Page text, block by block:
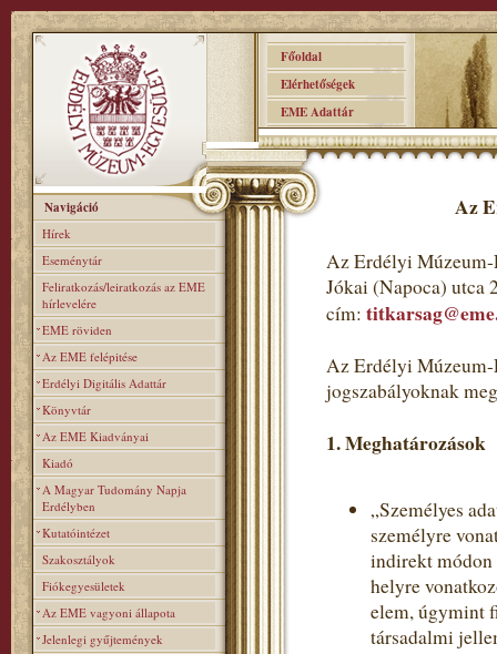
Főoldal
Elérhetőségek
EME Adattár
Navigáció
Hírek
Eseménytár
Feliratkozás/leiratkozás az EME
hírlevelére
EME röviden
Az EME felépitése
Erdélyi Digitális Adattár
Könyvtár
Az EME Kiadványai
Kiadó
A Magyar Tudomány Napja
Erdélyben
Kutatóintézet
Szakosztályok
Fiókegyesületek
Az EME vagyoni állapota
Jelenlegi gyűjtemények
Az
Az Erdélyi
Jókai (Napoca) utca
cím:
Az Erdélyi Múzeum-
jogszabályoknak
1. Meghatározások
„Személyes
személyre
indirekt módon
helyre
elem, úgymint
társadalmi